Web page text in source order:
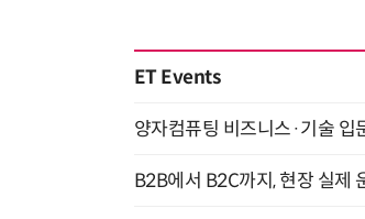
ET Events
양자컴퓨팅 비즈니스·기술
B2B에서 B2C까지, 현장 실제